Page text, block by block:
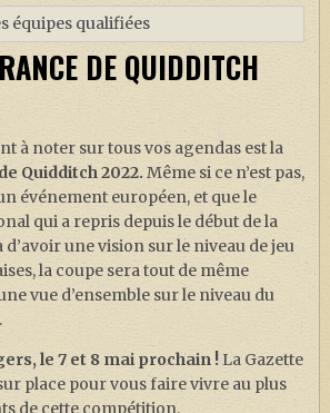
équipes qualifiées
DE QUIDDITCH
à noter sur tous vos agendas est la
Quidditch 2022. Même si ce n’est pas,
événement européen, et que le
qui a repris depuis le début de la
une vision sur le niveau de jeu
la coupe sera tout de même
vue d’ensemble sur le niveau du
le 7 et 8 mai prochain !La Gazette
place pour vous faire vivre au plus
de cette compétition.